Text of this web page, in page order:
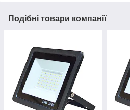
Подібні товари компанії